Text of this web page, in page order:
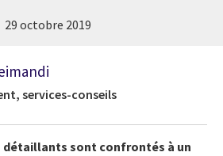
29 octobre 2019
services-conseils
détaillants sont confrontés à un